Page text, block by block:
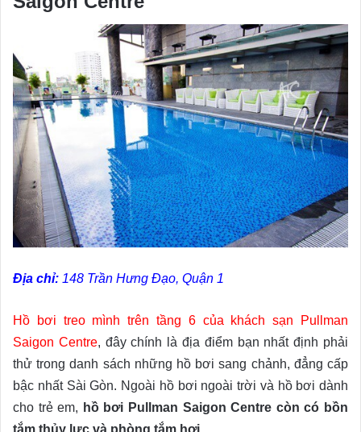
Địa chỉ: 148 Trần Hưng Đạo, Quận 1
Hồ bơi treo mình trên tầng 6 của khách sạn Pullman
Saigon Centre, đây chính là địa điểm bạn nhất định phải
thử trong danh sách những hồ bơi sang chảnh, đẳng cấp
bậc nhất Sài Gòn. Ngoài hồ bơi ngoài trời và hồ bơi dành
cho trẻ em, hồ bơi Pullman Saigon Centre còn có bồn
tắm thủy lực và phòng tắm hơi.